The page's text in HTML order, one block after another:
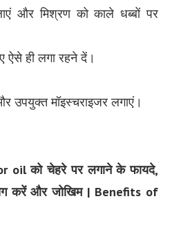
और मिश्रण को काले धब्बों पर
ऐसे ही लगा रहने दें।
उपयुक्त मॉइस्चराइजर लगाएं।
oil को चेहरे पर लगाने के फायदे,
करें और जोखिम | Benefits of